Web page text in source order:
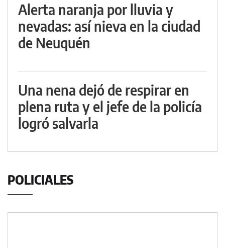
Alerta naranja por lluvia y
nevadas: así nieva en la ciudad
de Neuquén
Una nena dejó de respirar en
plena ruta y el jefe de la policía
logró salvarla
POLICIALES